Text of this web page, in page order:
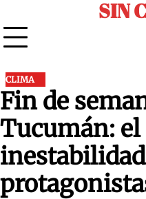
to
content
SIN
CLIMA
Fin de
Tucumán: